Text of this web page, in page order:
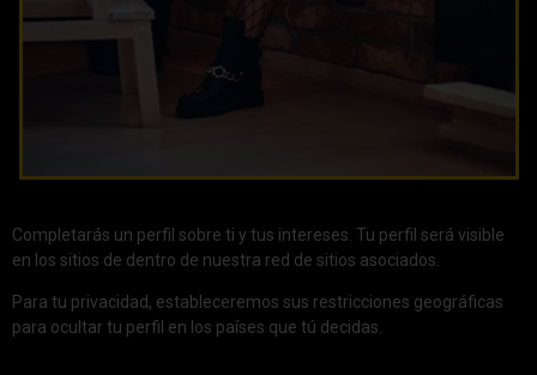
Completarás un perfil sobre ti y tus intereses. Tu perfil será visible
en los sitios de dentro de nuestra red de sitios asociados.
Para tu privacidad, estableceremos sus restricciones geográficas
para ocultar tu perfil en los países que tú decidas.